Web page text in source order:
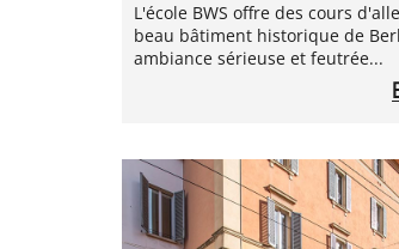
L'école BWS offre des cours
beau bâtiment historique de
ambiance sérieuse et feutrée...